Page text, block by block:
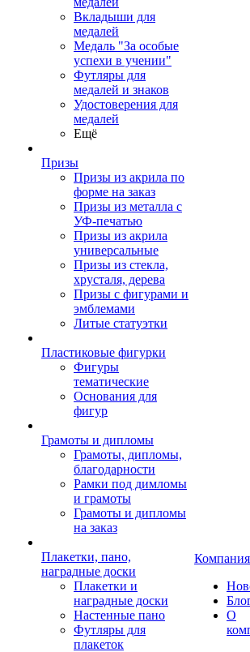
Вкладыши для
медалей
Медаль "За особые
успехи в учении"
Футляры для
медалей и знаков
Удостоверения для
медалей
Ещё
Призы
Призы из акрила по
форме на заказ
Призы из металла с
УФ-печатью
Призы из акрила
универсальные
Призы из стекла,
хрусталя, дерева
Призы с фигурами и
эмблемами
Литые статуэтки
Пластиковые фигурки
Фигуры
тематические
Основания для
фигур
Грамоты и дипломы
Грамоты, дипломы,
благодарности
Рамки под димломы
и грамоты
Грамоты и дипломы
на заказ
Плакетки, пано,
наградные доски
Плакетки и
наградные доски
Настенные пано
Футляры для
плакеток
Компания
О